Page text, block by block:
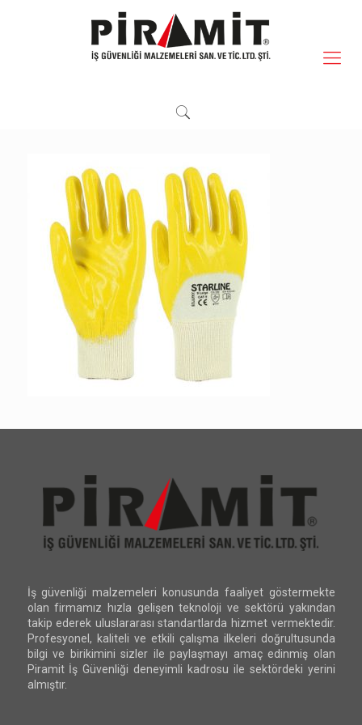
İş güvenliği malzemeleri konusunda faaliyet göstermekte
olan firmamız hızla gelişen teknoloji ve sektörü yakından
takip ederek uluslararası standartlarda hizmet vermektedir.
Profesyonel, kaliteli ve etkili çalışma ilkeleri doğrultusunda
bilgi ve birikimini sizler ile paylaşmayı amaç edinmiş olan
Piramit İş Güvenliği deneyimli kadrosu ile sektördeki yerini
almıştır.